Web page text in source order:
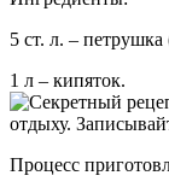
5 ст. л. – петрушка
1 л – кипяток.
Процесс